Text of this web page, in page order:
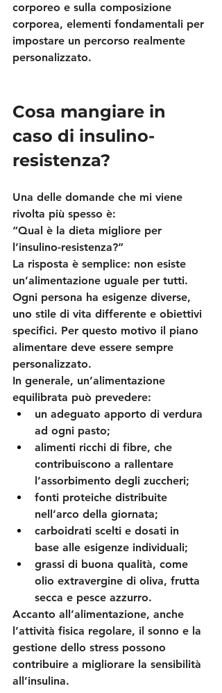
corporeo e sulla composizione
corporea, elementi fondamentali per
impostare un percorso realmente
personalizzato.
Cosa mangiare in
caso di insulino-
resistenza?
Una delle domande che mi viene
rivolta più spesso è:
“Qual è la dieta migliore per
l’insulino-resistenza?”
La risposta è semplice: non esiste
un’alimentazione uguale per tutti.
Ogni persona ha esigenze diverse,
uno stile di vita differente e obiettivi
specifici. Per questo motivo il piano
alimentare deve essere sempre
personalizzato.
In generale, un’alimentazione
equilibrata può prevedere:
un adeguato apporto di verdura
ad ogni pasto;
alimenti ricchi di fibre, che
contribuiscono a rallentare
l’assorbimento degli zuccheri;
fonti proteiche distribuite
nell’arco della giornata;
carboidrati scelti e dosati in
base alle esigenze individuali;
grassi di buona qualità, come
olio extravergine di oliva, frutta
secca e pesce azzurro.
Accanto all’alimentazione, anche
l’attività fisica regolare, il sonno e la
gestione dello stress possono
contribuire a migliorare la sensibilità
all’insulina.